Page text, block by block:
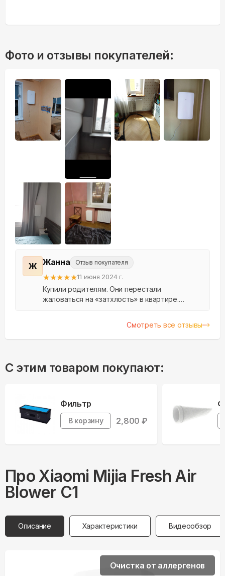
Фото и отзывы покупателей:
Ж Жанна Отзыв покупателя
★★★★★11 июня 2024 г.
Купили родителям. Они перестали
жаловаться на «затхлость» в квартире.
Смотреть все отзывы
С этим товаром покупают:
Фильтр
В корзину 2,800 ₽
Про Xiaomi Mijia Fresh Air
Blower C1
Описание Характеристики Видеообзор
Очистка от аллергенов